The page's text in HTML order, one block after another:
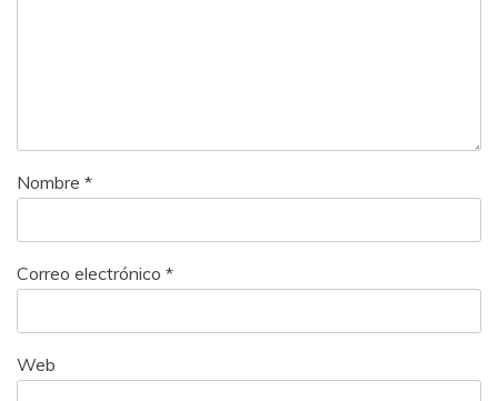
Nombre *
Correo electrónico *
Web